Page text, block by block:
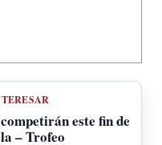
este fin de
– Trofeo